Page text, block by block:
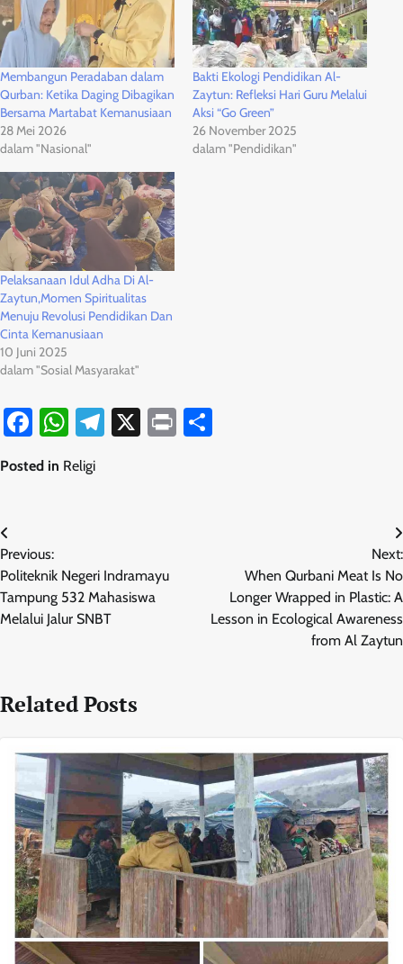
Membangun Peradaban dalam
Qurban: Ketika Daging Dibagikan
Bersama Martabat Kemanusiaan
28 Mei 2026
dalam "Nasional"
Bakti Ekologi Pendidikan Al-
Zaytun: Refleksi Hari Guru Melalui
Aksi “Go Green”
26 November 2025
dalam "Pendidikan"
Pelaksanaan Idul Adha Di Al-
Zaytun,Momen Spiritualitas
Menuju Revolusi Pendidikan Dan
Cinta Kemanusiaan
10 Juni 2025
dalam "Sosial Masyarakat"
Facebook
WhatsApp
Telegram
X Print
Posted in Religi
Navigasi
pos
Previous:
Politeknik Negeri Indramayu
Tampung 532 Mahasiswa
Melalui Jalur SNBT
Next:
When Qurbani Meat Is No
Longer Wrapped in Plastic: A
Lesson in Ecological Awareness
from Al Zaytun
Related Posts